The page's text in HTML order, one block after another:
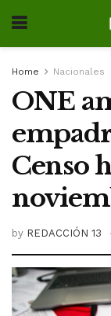
Home Nacionales
ONE
Censo
by REDACCIÓN 13